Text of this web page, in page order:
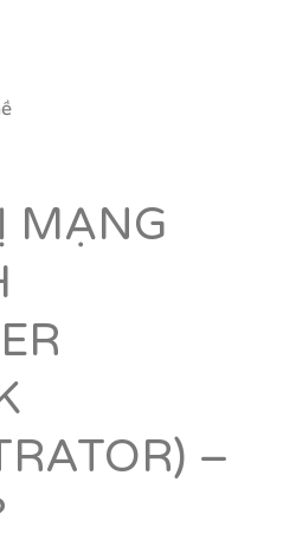
MẠNG
–